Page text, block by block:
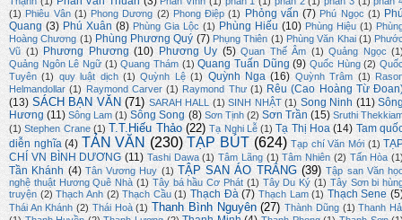
(1) Phiêu Vân (1) Phong Dương (2) Phong Điệp (1) Phỏng vấn (7) Phú Ngọc (1)
Quang (3) Phú Xuân (8) Phùng Gia Lộc (1) Phùng Hiếu (10) Phùng Hiệu (1)
Hoàng Chương (1) Phùng Phương Quý (7) Phụng Thiên (1) Phùng Văn Khai (1)
Vũ (1) Phương Phương (10) Phương Uy (5) Quan Thế Âm (1) Quảng Ngọc
Quảng Ngôn Lê Ngữ (1) Quang Thám (1) Quang Tuấn Dũng (9) Quốc Hùng (2)
Tuyên (1) quy luật dịch (1) Quỳnh Lệ (1) Quỳnh Nga (16) Quỳnh Trâm (1)
Helmandollar (1) Raymond Carver (1) Raymond Thư (1) Rêu (Cao Hoàng Từ
(13) SÁCH BẠN VĂN (71) SARAH HALL (1) SINH NHẬT (1) Song Ninh (11)
Hương (11) Sông Lam (1) Sông Song (8) Sơn Tịnh (2) Sơn Trần (15) Sruthi
(1) Stephen Crane (1) T.T.Hiếu Thảo (22) Tạ Nghi Lễ (1) Tạ Thị Hoa (14) Tam
diễn nghĩa (4) TẢN VĂN (230) TẠP BÚT (624) Tạp chí Văn Mới (1)
CHÍ VN BÌNH DƯƠNG (11) Tashi Dawa (1) Tâm Lãng (1) Tâm Nhiên (2) Tấn Hòa
Tần Khánh (4) Tân Vương Huy (1) TẬP SAN ÁO TRẮNG (39) Tập san Văn
nghệ thuật Hương Quê Nhà (1) Tây bá hầu Cơ Phát (1) Tây Du Ký (1) Tây Sơn bi
truyện (2) Thạch Anh (2) Thạch Cầu (1) Thạch Đà (7) Thạch Lam (1) Thạch Sene
Thái An Khánh (2) Thái Hoà (1) Thanh Bình Nguyên (27) Thành Dũng (1) Thanh